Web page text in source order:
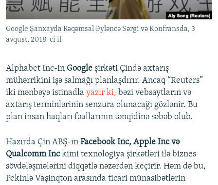
KARIKATURA
İSLAM VƏ DEMOKRATIYA
İZ - MƏDƏNIYYƏT PROQRAMI
PEŞƏ ETIKASI VƏ JURNALISTIKA STANDARTLARIMIZ
MATERIALLARIMIZDAN ISTIFADƏ
BIZIMLƏ ƏLAQƏ
XƏBƏR BÜLLETENLƏRIMIZ
BIZI IZLƏ
Google Şanxayda Rəqəmsal Əyləncə Sərgi və Konfransda, 3
avqust, 2018-ci il
Alphabet Inc-in Google şirkəti Çində axtarış
mühərrikini işə salmağı planlaşdırır. Ancaq “Reuters”
iki mənbəyə istinadla yazır ki, bəzi vebsaytların və
axtarış terminlərinin senzura olunacağı gözlənir. Bu
plan insan haqları fəallarının tənqidinə səbəb olub.
Hazırda Çin ABŞ-ın Facebook Inc, Apple Inc və
Qualcomm Inckimi texnologiya şirkətləri ilə biznes
sövdələşmələrini diqqətlə nəzərdən keçirir. Həm də bu,
Pekinlə Vaşinqton arasında ticari münasibətlərin